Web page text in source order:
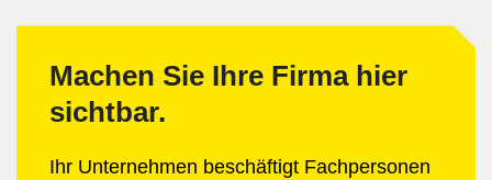
Machen Sie Ihre Firma hier
sichtbar.
Ihr Unternehmen beschäftigt Fachpersonen